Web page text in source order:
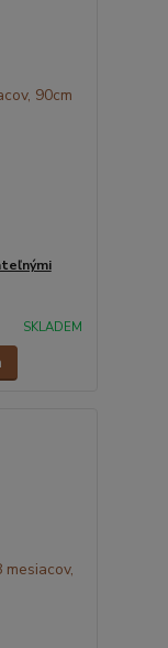
SKLADEM